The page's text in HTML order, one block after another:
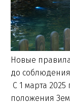
Новые
до
С 1 марта
положения